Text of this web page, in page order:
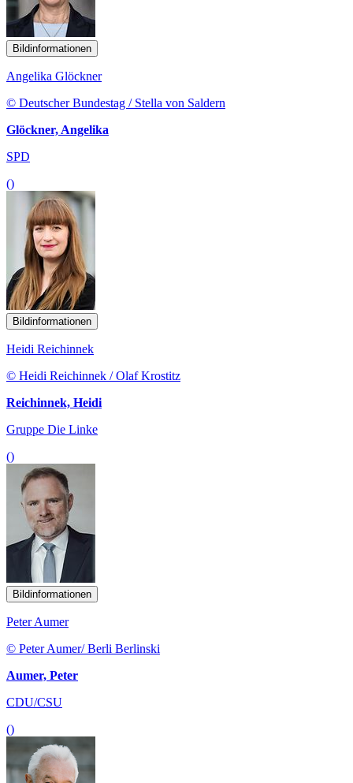
Bildinformationen
Angelika Glöckner
© Deutscher Bundestag / Stella von Saldern
Glöckner, Angelika
SPD
()
Bildinformationen
Heidi Reichinnek
© Heidi Reichinnek / Olaf Krostitz
Reichinnek, Heidi
Gruppe Die Linke
()
Bildinformationen
Peter Aumer
© Peter Aumer/ Berli Berlinski
Aumer, Peter
CDU/CSU
()